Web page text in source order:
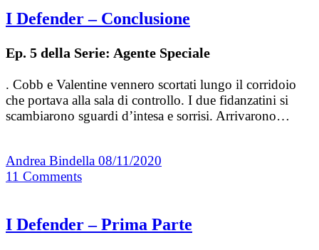
I Defender – Conclusione
Ep. 5 della Serie: Agente Speciale
. Cobb e Valentine vennero scortati lungo il corridoio
che portava alla sala di controllo. I due fidanzatini si
scambiarono sguardi d’intesa e sorrisi. Arrivarono…
Andrea Bindella 08/11/2020
11 Comments
I Defender – Prima Parte